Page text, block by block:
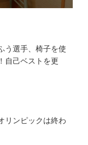
う選手、椅子を使
自己ベストを更
リンピックは終わ